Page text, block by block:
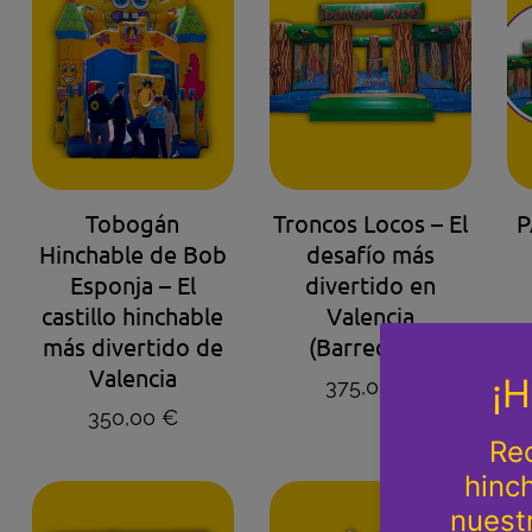
AGENDA TU HORA
Tobogán
Hinchable de Bob
Esponja – El
castillo hinchable
más divertido de
Valencia
Precio regular
350,00 €
Troncos Locos – El
desafío más
divertido en
Valencia
(Barredora)
Precio regular
375,00 €